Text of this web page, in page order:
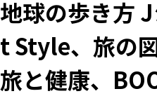
地球の歩き方
t Style、旅の
旅と健康、